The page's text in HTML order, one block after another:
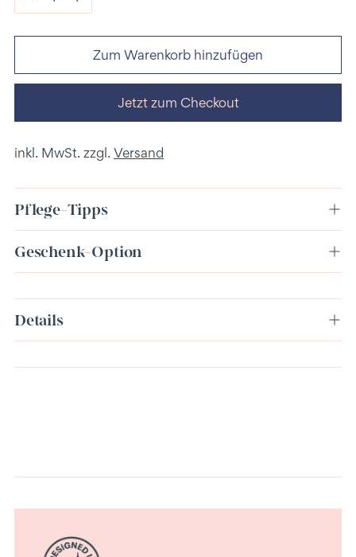
Zum Warenkorb hinzufügen
Jetzt zum Checkout
inkl. MwSt. zzgl. Versand
Pflege-Tipps
Geschenk-Option
in
den
Details